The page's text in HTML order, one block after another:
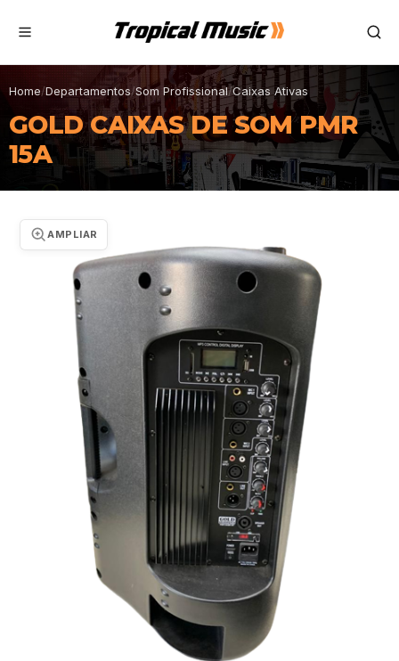
Home/Departamentos/Som Profissional/Caixas Ativas
GOLD CAIXAS DE SOM PMR
15A
AMPLIAR